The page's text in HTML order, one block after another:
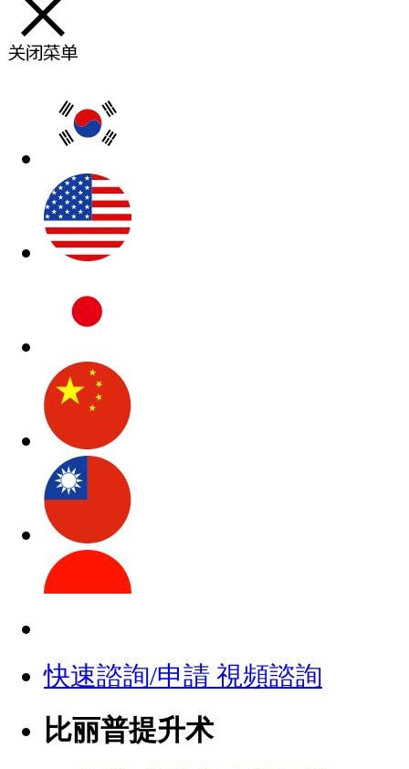
快速諮詢/申請 視頻諮詢
比丽普提升术